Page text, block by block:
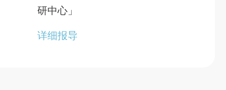
研中心」
详细报导